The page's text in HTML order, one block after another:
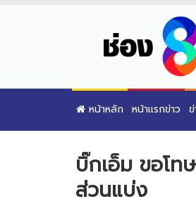
หน้าหลัก หน้าแรกข่าว
บิ๊กเอ็ม ขอโท
ส่วนแบ่ง